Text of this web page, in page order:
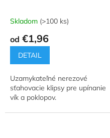
Skladom (>100 ks)
od €1,96
DETAIL
Uzamykateľné nerezové
sťahovacie klipsy pre upínanie
vík a poklopov.